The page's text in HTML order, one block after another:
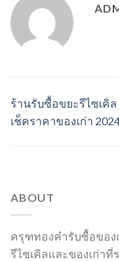
ร้านรับซื้อขยะรีไซเคิ
เช็คราคาของเก่า
ABOUT
ครุฑทองคำรับซื้อของ
รีไซเคิลและของเก่าที่